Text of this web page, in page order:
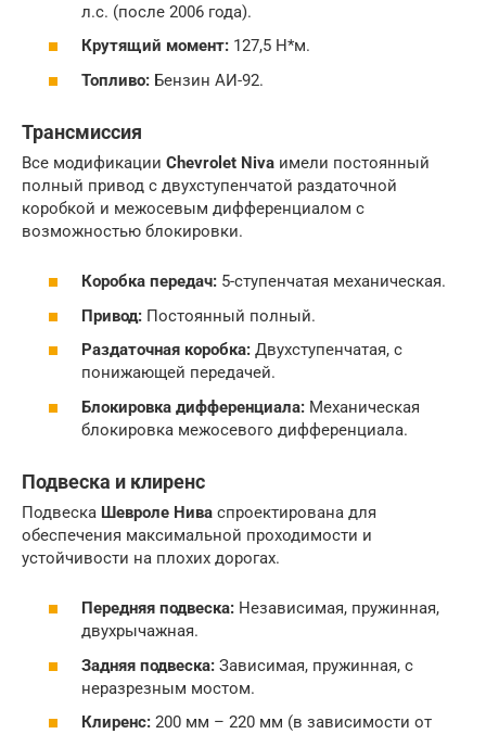
л.с. (после 2006 года).
Крутящий момент: 127,5 Н*м.
Топливо: Бензин АИ-92.
Трансмиссия
Все модификации Chevrolet Niva имели постоянный
полный привод с двухступенчатой раздаточной
коробкой и межосевым дифференциалом с
возможностью блокировки.
Коробка передач: 5-ступенчатая механическая.
Привод: Постоянный полный.
Раздаточная коробка: Двухступенчатая, с
понижающей передачей.
Блокировка дифференциала: Механическая
блокировка межосевого дифференциала.
Подвеска и клиренс
Подвеска Шевроле Нива спроектирована для
обеспечения максимальной проходимости и
устойчивости на плохих дорогах.
Передняя подвеска: Независимая, пружинная,
двухрычажная.
Задняя подвеска: Зависимая, пружинная, с
неразрезным мостом.
Клиренс: 200 мм – 220 мм (в зависимости от